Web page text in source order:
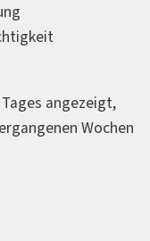
angezeigt,
Wochen